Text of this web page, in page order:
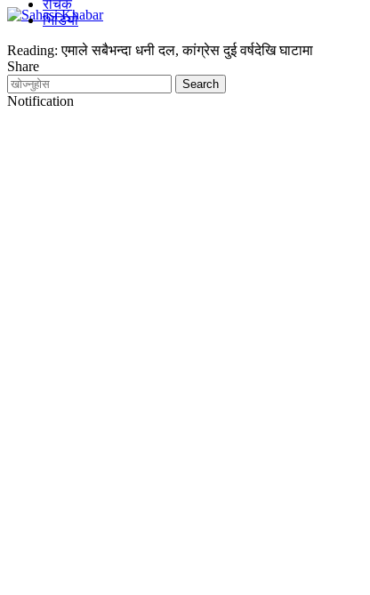
रोचक
भिडियो
Reading: एमाले सबैभन्दा धनी दल, कांग्रेस दुई वर्षदेखि घाटामा
Share
Notification